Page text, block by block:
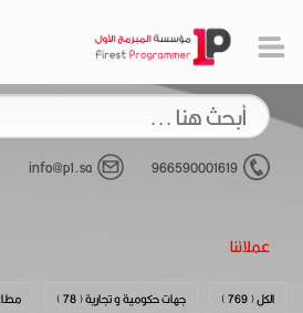
966590001619
info@p1.sa
عملائنا
الكل ( 769 ) جهات حكومية و تجارية ( 78 )